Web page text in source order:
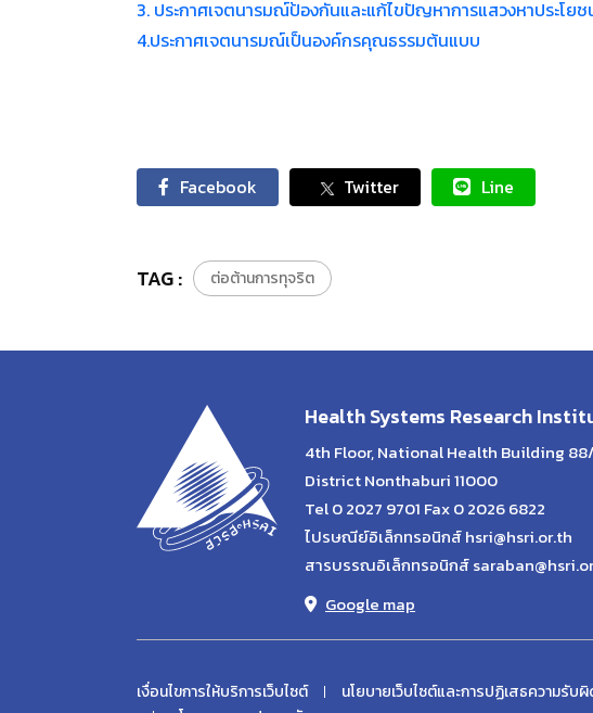
3. ประกาศเจตนารมณ์ป้องกันและแก้ไขปัญหาการแสวงหาประโย
4.ประกาศเจตนารมณ์เป็นองค์กรคุณธรรมต้นแบบ
Facebook Twitter Line
TAG : ต่อต้านการทุจริต
Health Systems Research
4th Floor, National Health Building
District Nonthaburi 11000
Tel 0 2027 9701 Fax 0 2026 6822
ไปรษณีย์อิเล็กทรอนิกส์ hsri@hsri.or.th
สารบรรณอิเล็กทรอนิกส์
Google map
เงื่อนไขการให้บริการเว็บไซต์ นโยบายเว็บไซต์และการปฏิเสธความรับ